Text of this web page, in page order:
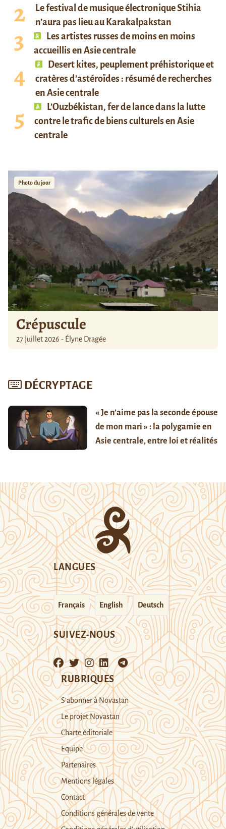
Le festival de musique électronique Stihia
n’aura pas lieu au Karakalpakstan
Les artistes russes de moins en moins
accueillis en Asie centrale
Desert kites, peuplement préhistorique et
cratères d’astéroïdes : résumé de recherches
en Asie centrale
L’Ouzbékistan, fer de lance dans la lutte
contre le trafic de biens culturels en Asie
centrale
Photo du jour
Crépuscule
27 juillet 2026 - Élyne Dragée
DÉCRYPTAGE
« Je n’aime pas la seconde épouse
de mon mari » : la polygamie en
Asie centrale, entre loi et réalités
LANGUES
Français English Deutsch
SUIVEZ-NOUS
RUBRIQUES
S’abonner à Novastan
Le projet Novastan
Charte éditoriale
Equipe
Partenaires
Mentions légales
Contact
Conditions générales de vente